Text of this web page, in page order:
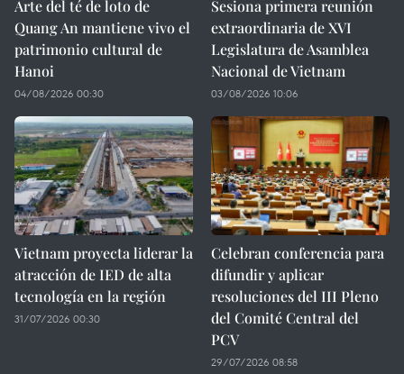
Arte del té de loto de
Quang An mantiene vivo el
patrimonio cultural de
Hanoi
04/08/2026 00:30
Sesiona primera reunión
extraordinaria de XVI
Legislatura de Asamblea
Nacional de Vietnam
03/08/2026 10:06
Vietnam proyecta liderar la
atracción de IED de alta
tecnología en la región
31/07/2026 00:30
Celebran conferencia para
difundir y aplicar
resoluciones del III Pleno
del Comité Central del
PCV
29/07/2026 08:58